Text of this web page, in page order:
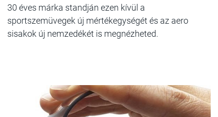
30 éves márka standján ezen kívül a
sportszemüvegek új mértékegységét és az aero
sisakok új nemzedékét is megnézheted.